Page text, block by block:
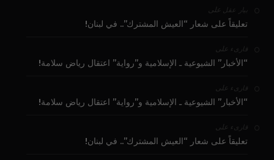
بيار عقل على
تعليقاً على شعار “العيش المشترك”.. في لبنان!
قارىء على
“الأخبار” الشيوعية ـ الإسلامية و”رواية” اعتقال رياض سلامة!
قارىء على
“الأخبار” الشيوعية ـ الإسلامية و”رواية” اعتقال رياض سلامة!
قارىء على
تعليقاً على شعار “العيش المشترك”.. في لبنان!